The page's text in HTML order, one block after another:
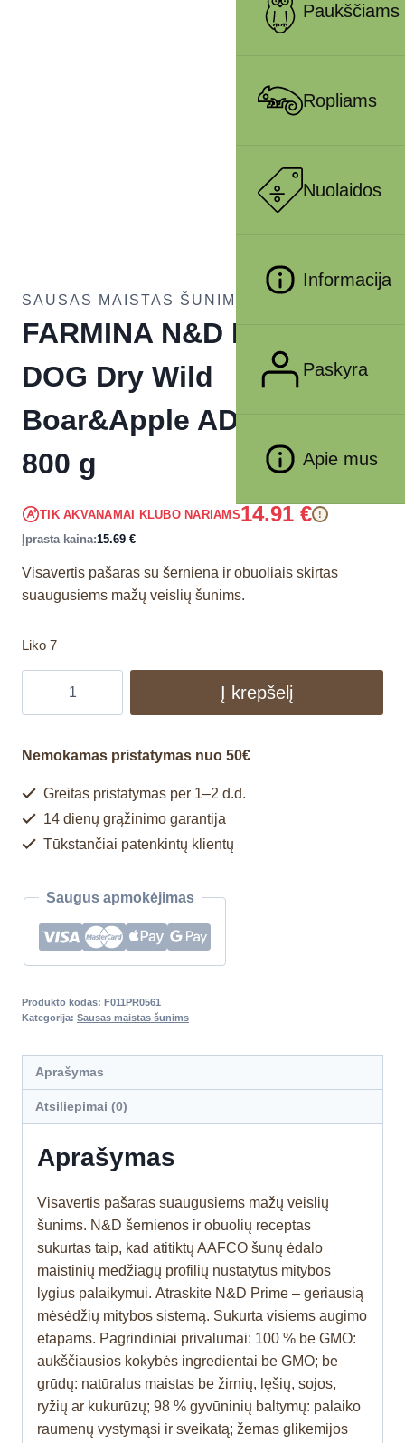
Paukščiams
Ropliams
Nuolaidos
Informacija
Paskyra
Apie mus
SAUSAS MAISTAS ŠUNIMS
FARMINA N&D PRIME –
DOG Dry Wild
Boar&Apple ADULT MINI
800 g
TIK AKVANAMAI KLUBO NARIAMS14.91€ !
Įprasta kaina:15.69 €
Visavertis pašaras su šerniena ir obuoliais skirtas
suaugusiems mažų veislių šunims.
Liko 7
Į krepšelį
Nemokamas pristatymas nuo 50€
Greitas pristatymas per 1–2 d.d.
14 dienų grąžinimo garantija
Tūkstančiai patenkintų klientų
Saugus apmokėjimas
Produkto kodas: F011PR0561
Kategorija: Sausas maistas šunims
Aprašymas
Atsiliepimai (0)
Aprašymas
Visavertis pašaras suaugusiems mažų veislių
šunims. N&D šernienos ir obuolių receptas
sukurtas taip, kad atitiktų AAFCO šunų ėdalo
maistinių medžiagų profilių nustatytus mitybos
lygius palaikymui. Atraskite N&D Prime – geriausią
mėsėdžių mitybos sistemą. Sukurta visiems augimo
etapams. Pagrindiniai privalumai: 100 % be GMO:
aukščiausios kokybės ingredientai be GMO; be
grūdų: natūralus maistas be žirnių, lęšių, sojos,
ryžių ar kukurūzų; 98 % gyvūninių baltymų: palaiko
raumenų vystymąsi ir sveikatą; žemas glikemijos